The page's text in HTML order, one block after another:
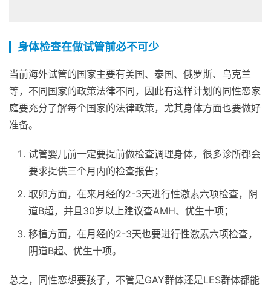
身体检查在做试管前必不可少
当前海外试管的国家主要有美国、泰国、俄罗斯、乌克兰
等，不同国家的政策法律不同，因此有这样计划的同性恋家
庭要充分了解每个国家的法律政策，尤其身体方面也要做好
准备。
试管婴儿前一定要提前做检查调理身体，很多诊所都会
要求提供三个月内的检查报告；
取卵方面，在来月经的2-3天进行性激素六项检查，阴
道B超，并且30岁以上建议查AMH、优生十项；
移植方面，在月经的2-3天也要进行性激素六项检查，
阴道B超、优生十项。
总之，同性恋想要孩子，不管是GAY群体还是LES群体都能